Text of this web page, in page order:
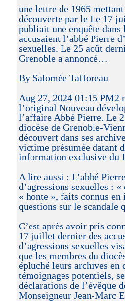
une lettre de 1965
découverte par le Le 17
publiait une enquête dans
accusaient l’abbé Pierre
sexuelles. Le 25 août
Grenoble a annoncé…
By Salomée Tafforeau
Aug 27, 2024 01:15 PM2
l’original Nouveau
l’affaire Abbé Pierre. Le
diocèse de Grenoble-
découvert dans ses
victime présumée datant
information exclusive du
A lire aussi : L’abbé
d’agressions sexuelles : «
« honte », faits connus
questions sur le scandale
C’est après avoir pris
17 juillet dernier des
d’agressions sexuelles
que les membres du
épluché leurs archives en
témoignages potentiels,
déclarations de l’évêque
Monseigneur Jean-Marc